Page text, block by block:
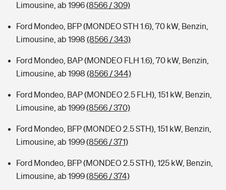
Limousine, ab 1996(8566 / 309)
Ford Mondeo, BFP (MONDEO STH 1.6), 70 kW, Benzin,
Limousine, ab 1998 (8566 / 343)
Ford Mondeo, BAP (MONDEO FLH 1.6), 70 kW, Benzin,
Limousine, ab 1998 (8566 / 344)
Ford Mondeo, BAP (MONDEO 2.5 FLH), 151 kW, Benzin,
Limousine, ab 1999(8566 / 370)
Ford Mondeo, BFP (MONDEO 2.5 STH), 151 kW, Benzin,
Limousine, ab 1999(8566 / 371)
Ford Mondeo, BFP (MONDEO 2.5 STH), 125 kW, Benzin,
Limousine, ab 1999(8566 / 374)